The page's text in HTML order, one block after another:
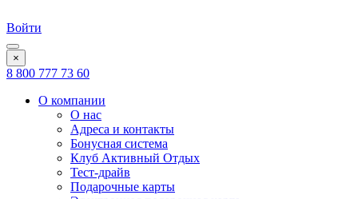
Войти
×
8 800 777 73 60
О компании
О нас
Адреса и контакты
Бонусная система
Клуб Активный Отдых
Тест-драйв
Подарочные карты